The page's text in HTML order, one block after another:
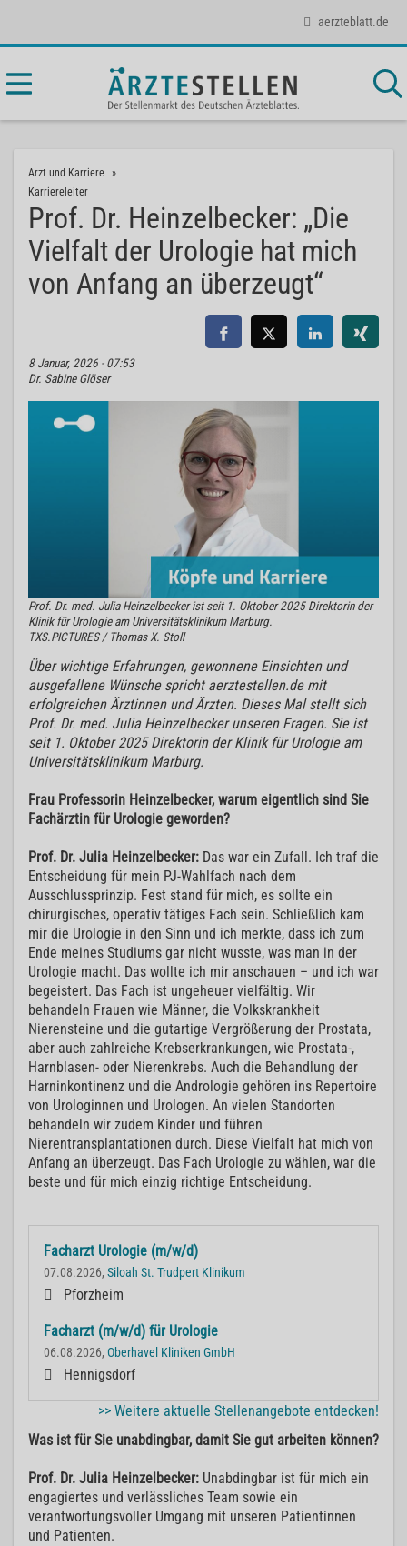
aerzteblatt.de
Arzt und Karriere
Karriereleiter
Prof. Dr. Heinzelbecker: „Die
Vielfalt der Urologie hat mich
von Anfang an überzeugt“
8 Januar, 2026 - 07:53
Dr. Sabine Glöser
Prof. Dr. med. Julia Heinzelbecker ist seit 1. Oktober 2025 Direktorin der
Klinik für Urologie am Universitätsklinikum Marburg.
TXS.PICTURES / Thomas X. Stoll
Über wichtige Erfahrungen, gewonnene Einsichten und
ausgefallene Wünsche spricht aerztestellen.de mit
erfolgreichen Ärztinnen und Ärzten. Dieses Mal stellt sich
Prof. Dr. med. Julia Heinzelbecker unseren Fragen. Sie ist
seit 1. Oktober 2025 Direktorin der Klinik für Urologie am
Universitätsklinikum Marburg.
Frau Professorin Heinzelbecker, warum eigentlich sind Sie
Fachärztin für Urologie geworden?
Prof. Dr. Julia Heinzelbecker: Das war ein Zufall. Ich traf die
Entscheidung für mein PJ-Wahlfach nach dem
Ausschlussprinzip. Fest stand für mich, es sollte ein
chirurgisches, operativ tätiges Fach sein. Schließlich kam
mir die Urologie in den Sinn und ich merkte, dass ich zum
Ende meines Studiums gar nicht wusste, was man in der
Urologie macht. Das wollte ich mir anschauen – und ich war
begeistert. Das Fach ist ungeheuer vielfältig. Wir
behandeln Frauen wie Männer, die Volkskrankheit
Nierensteine und die gutartige Vergrößerung der Prostata,
aber auch zahlreiche Krebserkrankungen, wie Prostata-,
Harnblasen- oder Nierenkrebs. Auch die Behandlung der
Harninkontinenz und die Andrologie gehören ins Repertoire
von Urologinnen und Urologen. An vielen Standorten
behandeln wir zudem Kinder und führen
Nierentransplantationen durch. Diese Vielfalt hat mich von
Anfang an überzeugt. Das Fach Urologie zu wählen, war die
beste und für mich einzig richtige Entscheidung.
Facharzt Urologie (m/w/d)
07.08.2026, Siloah St. Trudpert Klinikum
Pforzheim
Facharzt (m/w/d) für Urologie
06.08.2026, Oberhavel Kliniken GmbH
Hennigsdorf
>> Weitere aktuelle Stellenangebote entdecken!
Was ist für Sie unabdingbar, damit Sie gut arbeiten können?
Prof. Dr. Julia Heinzelbecker: Unabdingbar ist für mich ein
engagiertes und verlässliches Team sowie ein
verantwortungsvoller Umgang mit unseren Patientinnen
und Patienten.